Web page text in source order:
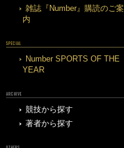
雑誌『Number』購読のご案
内
SPECIAL
Number SPORTS OF THE
YEAR
ARCHIVE
競技から探す
著者から探す